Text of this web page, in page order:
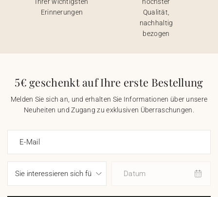
Erinnerungen
Qualität,
nachhaltig
bezogen
5€ geschenkt auf Ihre erste Bestellung
Melden Sie sich an, und erhalten Sie Informationen über unsere
Neuheiten und Zugang zu exklusiven Überraschungen.
E-Mail
Datum